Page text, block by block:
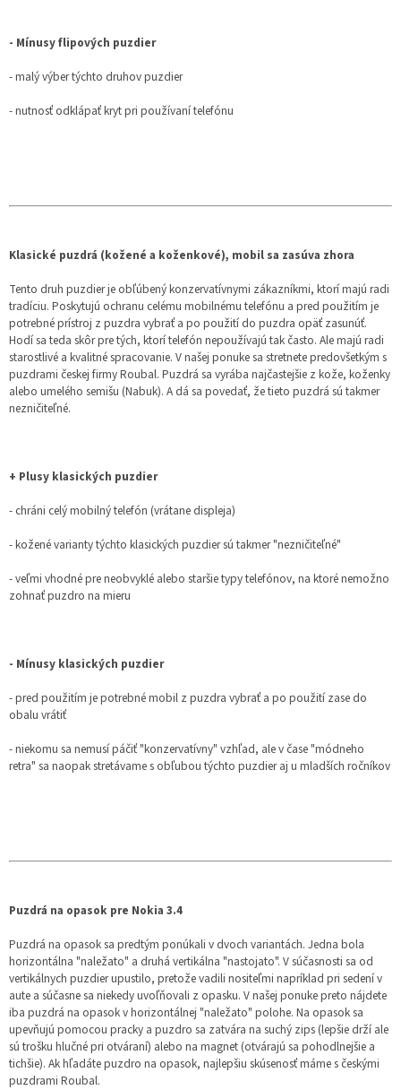
- Mínusy flipových puzdier
- malý výber týchto druhov puzdier
- nutnosť odklápať kryt pri používaní telefónu
Klasické puzdrá (kožené a koženkové), mobil sa zasúva zhora
Tento druh puzdier je obľúbený konzervatívnymi zákazníkmi, ktorí majú radi
tradíciu. Poskytujú ochranu celému mobilnému telefónu a pred použitím je
potrebné prístroj z puzdra vybrať a po použití do puzdra opäť zasunúť.
Hodí sa teda skôr pre tých, ktorí telefón nepoužívajú tak často. Ale majú radi
starostlivé a kvalitné spracovanie. V našej ponuke sa stretnete predovšetkým s
puzdrami českej firmy Roubal. Puzdrá sa vyrába najčastejšie z kože, koženky
alebo umelého semišu (Nabuk). A dá sa povedať, že tieto puzdrá sú takmer
nezničiteľné.
+ Plusy klasických puzdier
- chráni celý mobilný telefón (vrátane displeja)
- kožené varianty týchto klasických puzdier sú takmer "nezničiteľné"
- veľmi vhodné pre neobvyklé alebo staršie typy telefónov, na ktoré nemožno
zohnať puzdro na mieru
- Mínusy klasických puzdier
- pred použitím je potrebné mobil z puzdra vybrať a po použití zase do
obalu vrátiť
- niekomu sa nemusí páčiť "konzervatívny" vzhľad, ale v čase "módneho
retra" sa naopak stretávame s obľubou týchto puzdier aj u mladších ročníkov
Puzdrá na opasok pre Nokia 3.4
Puzdrá na opasok sa predtým ponúkali v dvoch variantách. Jedna bola
horizontálna "naležato" a druhá vertikálna "nastojato". V súčasnosti sa od
vertikálnych puzdier upustilo, pretože vadili nositeľmi napríklad pri sedení v
aute a súčasne sa niekedy uvoľňovali z opasku. V našej ponuke preto nájdete
iba puzdrá na opasok v horizontálnej "naležato" polohe. Na opasok sa
upevňujú pomocou pracky a puzdro sa zatvára na suchý zips (lepšie drží ale
sú trošku hlučné pri otváraní) alebo na magnet (otvárajú sa pohodlnejšie a
tichšie). Ak hľadáte puzdro na opasok, najlepšiu skúsenosť máme s českými
puzdrami Roubal.